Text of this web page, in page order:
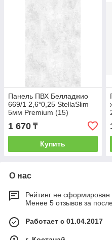
Панель ПВХ Белладжио
669/1 2,6*0,25 StellaSlim
5мм Premium (15)
1 670 ₸
Купить
О нас
Рейтинг не сформирован
Менее 5 отзывов за
Работает с 01.04.2017